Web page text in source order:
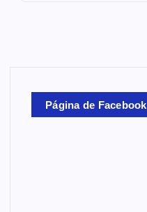
Página de Facebook